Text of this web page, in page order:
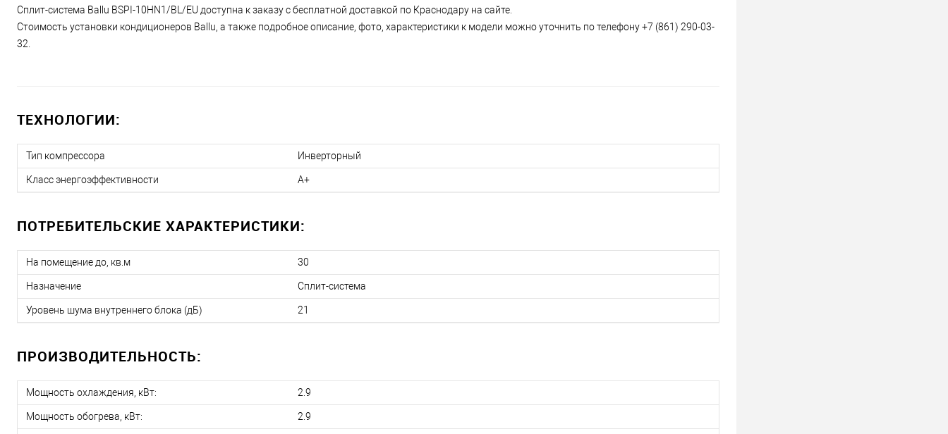
Сплит-система Ballu BSPI-10HN1/BL/EU доступна к заказу с бесплатной доставкой по Краснодару на сайте.
Стоимость установки кондиционеров Ballu, а также подробное описание, фото, характеристики к модели можно уточнить по телефону +7 (861) 290-03-
32.
ТЕХНОЛОГИИ:
Тип компрессора Инверторный
Класс энергоэффективности A+
ПОТРЕБИТЕЛЬСКИЕ ХАРАКТЕРИСТИКИ:
На помещение до, кв.м 30
Назначение Сплит-система
Уровень шума внутреннего блока (дБ) 21
ПРОИЗВОДИТЕЛЬНОСТЬ:
Мощность охлаждения, кВт: 2.9
Мощность обогрева, кВт: 2.9